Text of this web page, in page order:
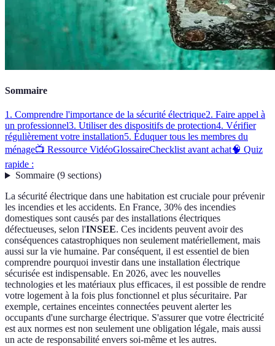
Sommaire
1. Comprendre l'importance de la sécurité électrique2. Faire appel à
un professionnel3. Utiliser des dispositifs de protection4. Vérifier
régulièrement votre installation5. Éduquer tous les membres du
ménage📺 Ressource VidéoGlossaireChecklist avant achat🧠 Quiz
rapide :
Sommaire(9 sections)
La sécurité électrique dans une habitation est cruciale pour prévenir
les incendies et les accidents. En France, 30% des incendies
domestiques sont causés par des installations électriques
défectueuses, selon l'INSEE. Ces incidents peuvent avoir des
conséquences catastrophiques non seulement matériellement, mais
aussi sur la vie humaine. Par conséquent, il est essentiel de bien
comprendre pourquoi investir dans une installation électrique
sécurisée est indispensable. En 2026, avec les nouvelles
technologies et les matériaux plus efficaces, il est possible de rendre
votre logement à la fois plus fonctionnel et plus sécuritaire. Par
exemple, certaines enceintes connectées peuvent alerter les
occupants d'une surcharge électrique. S'assurer que votre électricité
est aux normes est non seulement une obligation légale, mais aussi
un acte de responsabilité envers soi-même et les autres.